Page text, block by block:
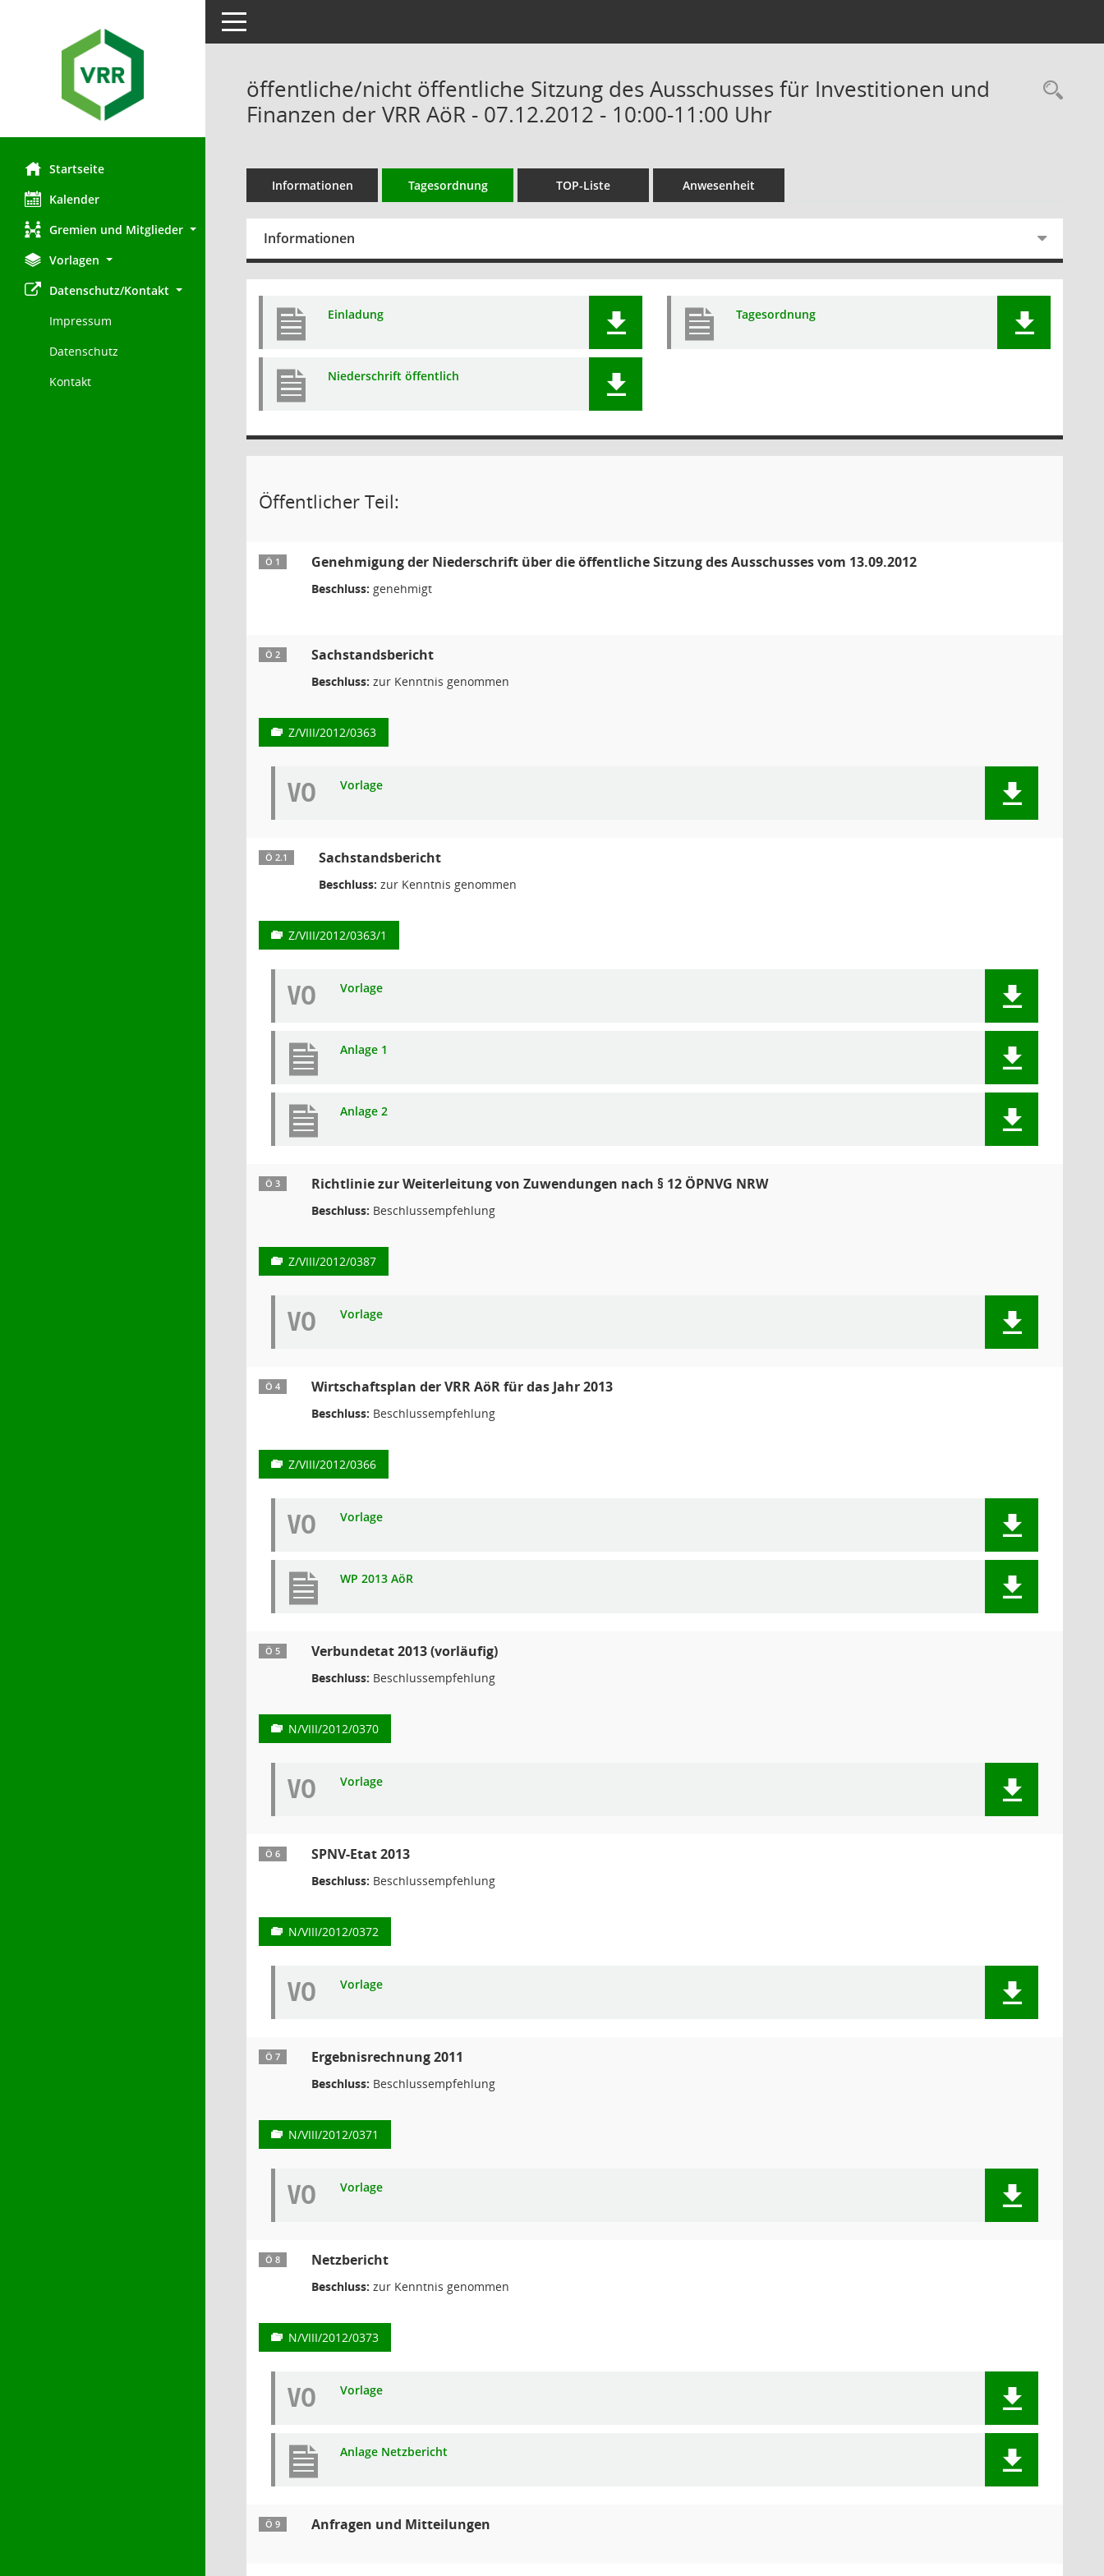
Startseite
Kalender
Gremien und Mitglieder
Vorlagen
Datenschutz/Kontakt
Impressum
Datenschutz
Kontakt
Toggle navigation
öffentliche/nicht öffentliche Sitzung des Ausschusses für Investitionen und
Finanzen der VRR AöR - 07.12.2012 - 10:00-11:00 Uhr
Informationen Tagesordnung TOP-Liste Anwesenheit
Informationen
Einladung Tagesordnung
Niederschrift öffentlich
Öffentlicher Teil:
Ö 1 Genehmigung der Niederschrift über die öffentliche Sitzung des Ausschusses vom 13.09.2012
Beschluss: genehmigt
Ö 2 Sachstandsbericht
Beschluss: zur Kenntnis genommen
Z/VIII/2012/0363
VO Vorlage
Ö 2.1 Sachstandsbericht
Beschluss: zur Kenntnis genommen
Z/VIII/2012/0363/1
VO Vorlage
Anlage 1
Anlage 2
Ö 3 Richtlinie zur Weiterleitung von Zuwendungen nach § 12 ÖPNVG NRW
Beschluss: Beschlussempfehlung
Z/VIII/2012/0387
VO Vorlage
Ö 4 Wirtschaftsplan der VRR AöR für das Jahr 2013
Beschluss: Beschlussempfehlung
Z/VIII/2012/0366
VO Vorlage
WP 2013 AöR
Ö 5 Verbundetat 2013 (vorläufig)
Beschluss: Beschlussempfehlung
N/VIII/2012/0370
VO Vorlage
Ö 6 SPNV-Etat 2013
Beschluss: Beschlussempfehlung
N/VIII/2012/0372
VO Vorlage
Ö 7 Ergebnisrechnung 2011
Beschluss: Beschlussempfehlung
N/VIII/2012/0371
VO Vorlage
Ö 8 Netzbericht
Beschluss: zur Kenntnis genommen
N/VIII/2012/0373
VO Vorlage
Anlage Netzbericht
Ö 9 Anfragen und Mitteilungen